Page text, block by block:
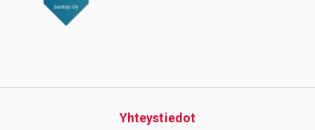
Yhteys­tiedot